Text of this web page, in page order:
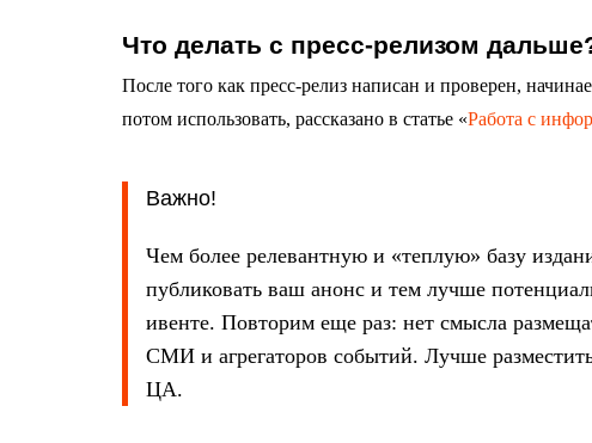
Что делать с пресс-релизом
После того как пресс-релиз написан и проверен,
потом использовать, рассказано в статье «Работа с
Важно!
Чем более релевантную и «теплую» базу
публиковать ваш анонс и тем лучше
ивенте. Повторим еще раз: нет смысла
СМИ и агрегаторов событий. Лучше
ЦА.